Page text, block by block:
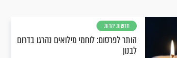
חדשות יהדות
הותר לפרסום: לוחמי מילואים נהרגו בדרום
לבנון